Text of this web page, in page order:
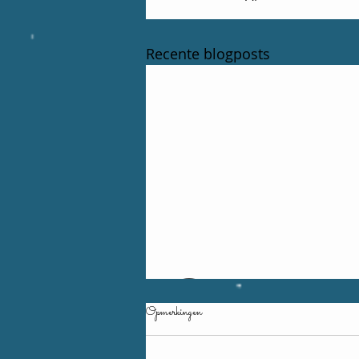
Recente blogposts
Opmerkingen